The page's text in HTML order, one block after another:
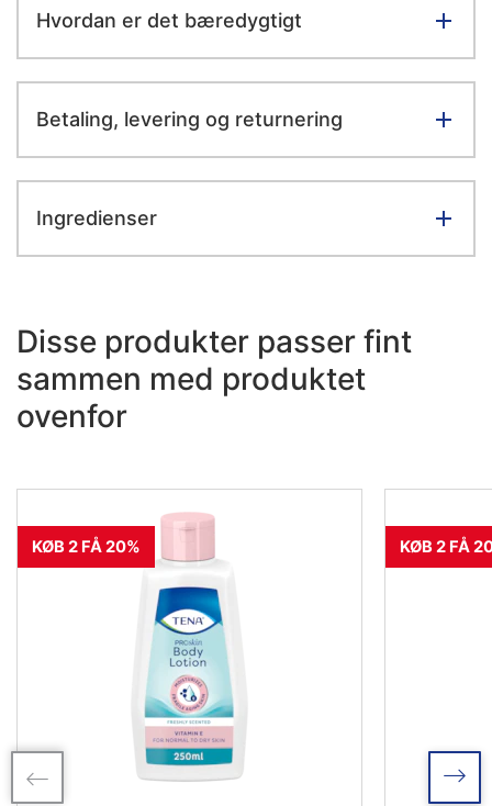
Hvordan er det bæredygtigt
Betaling, levering og returnering
Ingredienser
Disse produkter passer fint
sammen med produktet
ovenfor
KØB 2 FÅ 20% KØB 2 FÅ